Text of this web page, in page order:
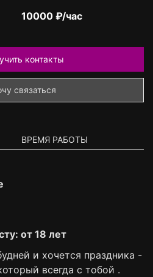
10000 ₽/час
контакты
связаться
ВРЕМЯ РАБОТЫ
от 18 лет
и хочется праздника -
всегда с тобой .